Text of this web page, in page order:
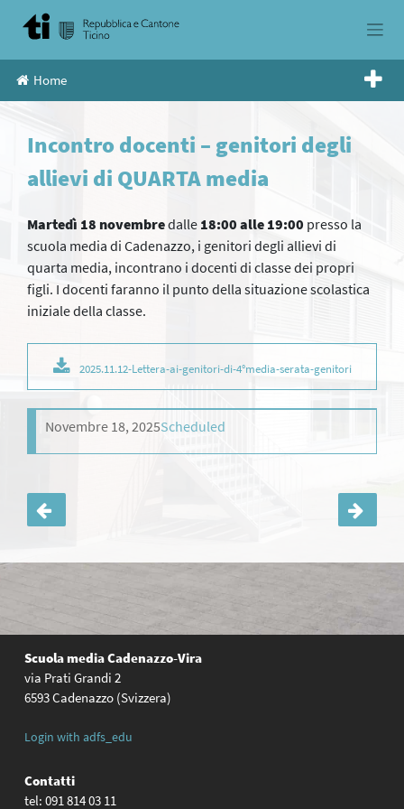
Home
Incontro docenti – genitori degli
allievi di QUARTA media
Martedì 18 novembredalle 18:00 alle 19:00 presso la
scuola media di Cadenazzo, i genitori degli allievi di
quarta media, incontrano i docenti di classe dei propri
figli. I docenti faranno il punto della situazione scolastica
iniziale della classe.
2025.11.12-Lettera-ai-genitori-di-4°media-serata-genitori
Novembre 18, 2025Scheduled
Navigazione
articoli
Scuola mediaCadenazzo-Vira
via Prati Grandi 2
6593 Cadenazzo (Svizzera)
Login with adfs_edu
Contatti
tel: 091 814 03 11